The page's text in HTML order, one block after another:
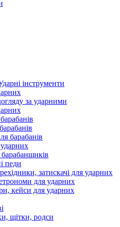
інструменти
за ударними
барабанів
барабанщиків
педи
затискачі для ударних
для ударних
кейси для ударних
щітки, родси